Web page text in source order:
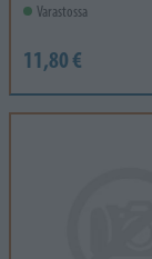
Varastossa
11,80 €